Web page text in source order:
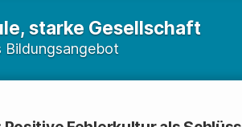
starke Gesellschaft
Bildungsangebot